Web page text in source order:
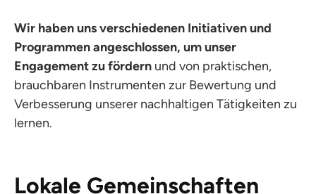
Wir haben uns verschiedenen Initiativen und
Programmen angeschlossen, um unser
Engagement zu fördern und von praktischen,
brauchbaren Instrumenten zur Bewertung und
Verbesserung unserer nachhaltigen Tätigkeiten zu
lernen.
Lokale Gemeinschaften